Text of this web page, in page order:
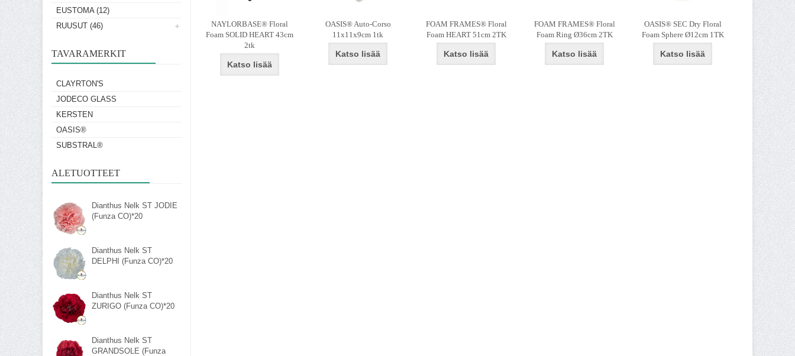
EUSTOMA (12)
RUUSUT (46)
TAVARAMERKIT
CLAYRTON'S
JODECO GLASS
KERSTEN
OASIS®
SUBSTRAL®
ALETUOTTEET
Dianthus Nelk ST JODIE
(Funza CO)*20
Dianthus Nelk ST
DELPHI (Funza CO)*20
Dianthus Nelk ST
ZURIGO (Funza CO)*20
Dianthus Nelk ST
GRANDSOLE (Funza
NAYLORBASE® Floral
Foam SOLID HEART 43cm
2tk
Katso lisää
OASIS® Auto-Corso
11x11x9cm 1tk
Katso lisää
FOAM FRAMES® Floral
Foam HEART 51cm 2TK
Katso lisää
FOAM FRAMES® Floral
Foam Ring Ø36cm 2TK
Katso lisää
OASIS® SEC Dry Floral
Foam Sphere Ø12cm 1TK
Katso lisää